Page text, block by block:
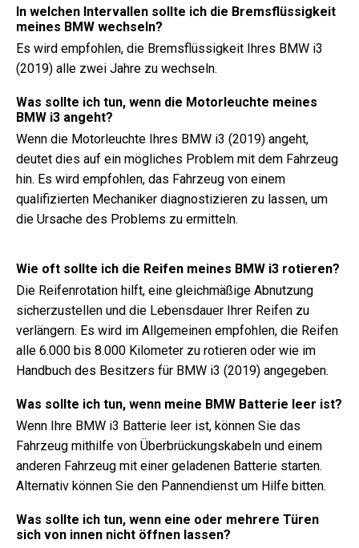
In welchen Intervallen sollte ich die Bremsflüssigkeit
meines BMW wechseln?
Es wird empfohlen, die Bremsflüssigkeit Ihres BMW i3
(2019) alle zwei Jahre zu wechseln.
Was sollte ich tun, wenn die Motorleuchte meines
BMW i3 angeht?
Wenn die Motorleuchte Ihres BMW i3 (2019) angeht,
deutet dies auf ein mögliches Problem mit dem Fahrzeug
hin. Es wird empfohlen, das Fahrzeug von einem
qualifizierten Mechaniker diagnostizieren zu lassen, um
die Ursache des Problems zu ermitteln.
Wie oft sollte ich die Reifen meines BMW i3 rotieren?
Die Reifenrotation hilft, eine gleichmäßige Abnutzung
sicherzustellen und die Lebensdauer Ihrer Reifen zu
verlängern. Es wird im Allgemeinen empfohlen, die Reifen
alle 6.000 bis 8.000 Kilometer zu rotieren oder wie im
Handbuch des Besitzers für BMW i3 (2019) angegeben.
Was sollte ich tun, wenn meine BMW Batterie leer ist?
Wenn Ihre BMW i3 Batterie leer ist, können Sie das
Fahrzeug mithilfe von Überbrückungskabeln und einem
anderen Fahrzeug mit einer geladenen Batterie starten.
Alternativ können Sie den Pannendienst um Hilfe bitten.
Was sollte ich tun, wenn eine oder mehrere Türen
sich von innen nicht öffnen lassen?